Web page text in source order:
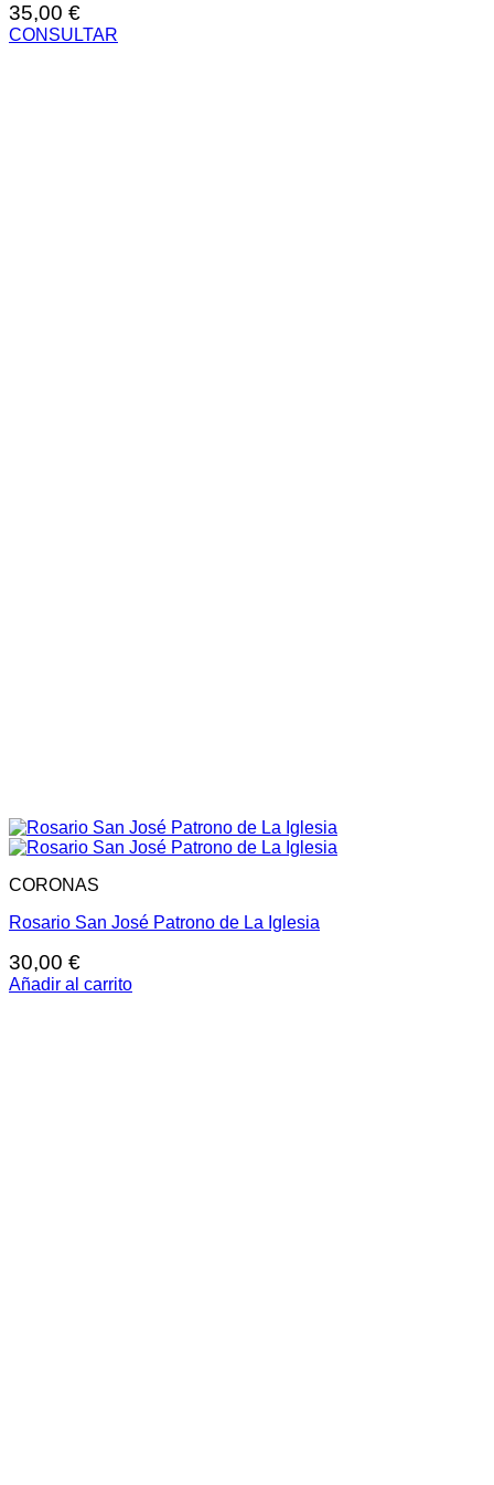
35,00 €
CONSULTAR
CORONAS
Rosario San José Patrono de La Iglesia
30,00 €
Añadir al carrito